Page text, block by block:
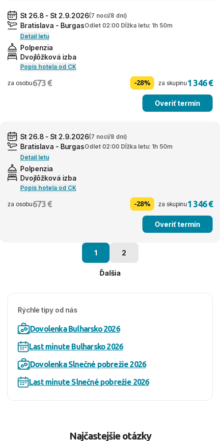
St 26.8 - St 2.9.2026(7 nocí/8 dní)
Bratislava - BurgasOdlet 02:00 Dĺžka letu: 1h 50m
Detail letu
Polpenzia
Dvojlôžková izba
Popis hotela od CK
za osobu673 € -28% za skupinu1 346 €
Overiť termín
St 26.8 - St 2.9.2026(7 nocí/8 dní)
Bratislava - BurgasOdlet 02:00 Dĺžka letu: 1h 50m
Detail letu
Polpenzia
Dvojlôžková izba
Popis hotela od CK
za osobu673 € -28% za skupinu1 346 €
Overiť termín
1 2
Ďalšia
Rýchle tipy od nás
Dovolenka Bulharsko 2026
Last minute Bulharsko 2026
Dovolenka Slnečné pobrežie 2026
Last minute Slnečné pobrežie 2026
Najčastejšie otázky